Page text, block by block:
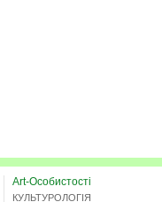
Art-Особистості
КУЛЬТУРОЛОГІЯ